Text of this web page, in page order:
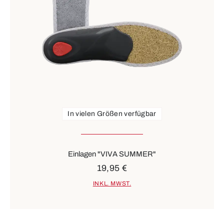
In vielen Größen verfügbar
Einlagen "VIVA SUMMER"
19,95 €
INKL. MWST.